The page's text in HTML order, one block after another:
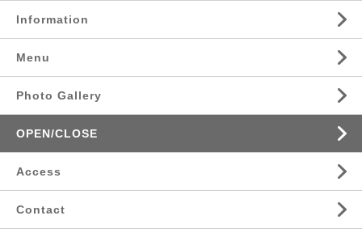
Information
Menu
Photo Gallery
OPEN/CLOSE
Access
Contact